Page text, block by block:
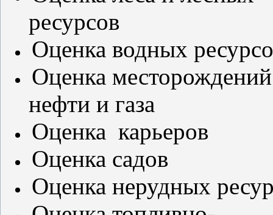
ресурсов
Оценка водных
Оценка месторождений
нефти и газа
Оценка карьеров
Оценка садов
Оценка нерудных